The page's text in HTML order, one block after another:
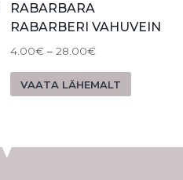
RABARBARA
RABARBERI VAHUVEIN
4.00€ – 28.00€
VAATA LÄHEMALT